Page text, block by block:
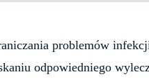
problemów
odpowiedniego